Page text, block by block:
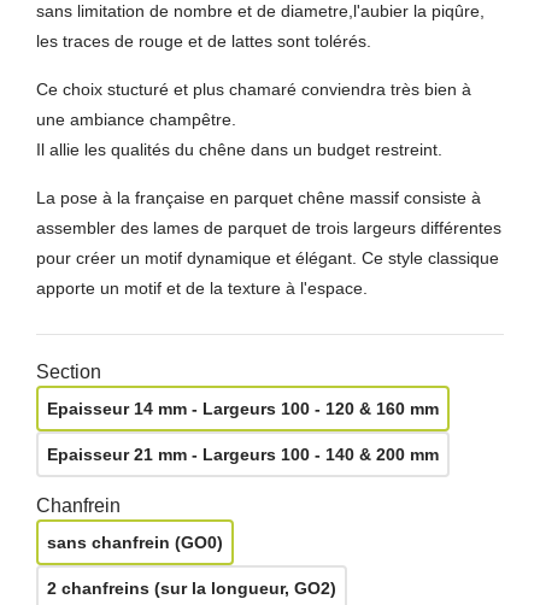
sans limitation de nombre et de diametre,l'aubier la piqûre,
les traces de rouge et de lattes sont tolérés.
Ce choix stucturé et plus chamaré conviendra très bien à
une ambiance champêtre.
Il allie les qualités du chêne dans un budget restreint.
La pose à la française en parquet chêne massif consiste à
assembler des lames de parquet de trois largeurs différentes
pour créer un motif dynamique et élégant. Ce style classique
apporte un motif et de la texture à l'espace.
Section
Epaisseur 14 mm - Largeurs 100 - 120 & 160 mm
Epaisseur 21 mm - Largeurs 100 - 140 & 200 mm
Chanfrein
sans chanfrein (GO0)
2 chanfreins (sur la longueur, GO2)